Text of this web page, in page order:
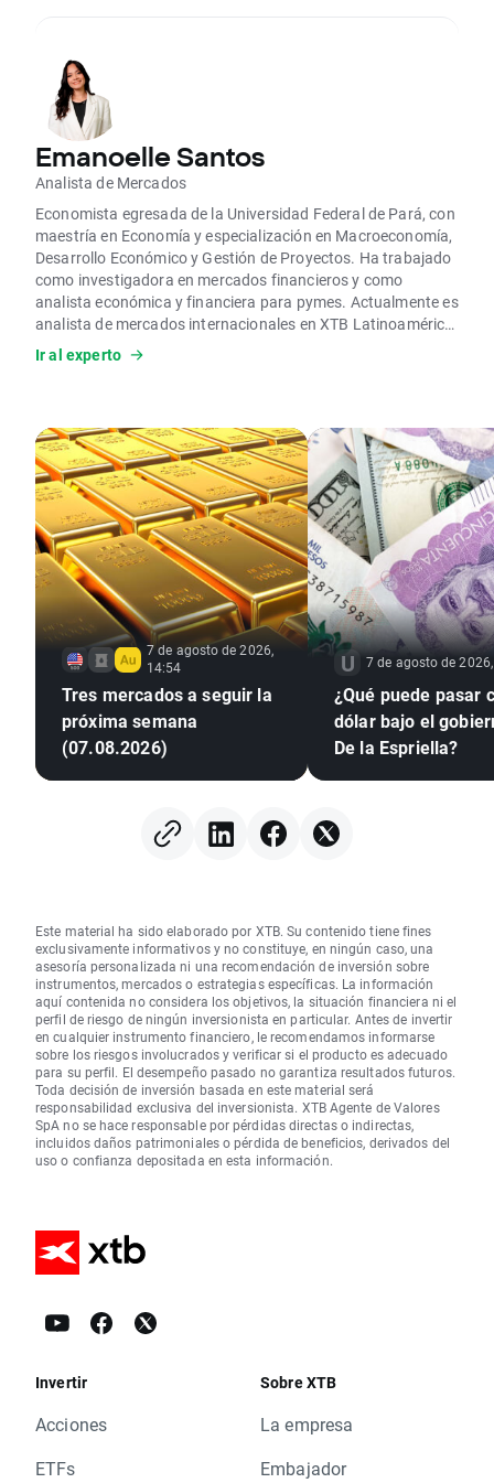
Emanoelle Santos
Analista de Mercados
Economista egresada de la Universidad Federal de Pará, con
maestría en Economía y especialización en Macroeconomía,
Desarrollo Económico y Gestión de Proyectos. Ha trabajado
como investigadora en mercados financieros y como
analista económica y financiera para pymes. Actualmente es
analista de mercados internacionales en XTB Latinoamérica,
donde realiza análisis técnicos y fundamentales de los
principales activos financieros.
Ir al experto
7 de agosto de 2026,
14:54
Tres mercados a seguir la
próxima semana
(07.08.2026)
7 de agosto de
¿Qué puede pasar
dólar bajo el
De la Espriella?
Este material ha sido elaborado por XTB. Su contenido tiene fines
exclusivamente informativos y no constituye, en ningún caso, una
asesoría personalizada ni una recomendación de inversión sobre
instrumentos, mercados o estrategias específicas. La información
aquí contenida no considera los objetivos, la situación financiera ni el
perfil de riesgo de ningún inversionista en particular. Antes de invertir
en cualquier instrumento financiero, le recomendamos informarse
sobre los riesgos involucrados y verificar si el producto es adecuado
para su perfil. El desempeño pasado no garantiza resultados futuros.
Toda decisión de inversión basada en este material será
responsabilidad exclusiva del inversionista. XTB Agente de Valores
SpA no se hace responsable por pérdidas directas o indirectas,
incluidos daños patrimoniales o pérdida de beneficios, derivados del
uso o confianza depositada en esta información.
Invertir
Acciones
ETFs
Sobre XTB
La empresa
Embajador